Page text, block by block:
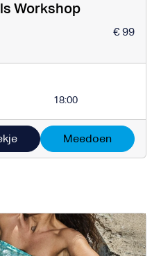
Workshop
€ 99
18:00
Meedoen